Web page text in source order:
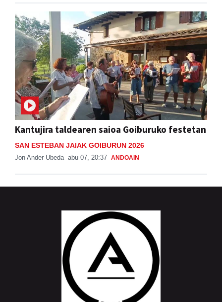
Kantujira taldearen saioa Goiburuko festetan
SAN ESTEBAN JAIAK GOIBURUN 2026
Jon Ander Ubeda abu 07, 20:37 ANDOAIN